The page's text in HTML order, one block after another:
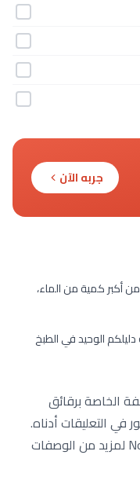
جربه الآن
أكبر كمية من الماء،
الوحيد في الطبخ
الخاصة برقائق
في التعليقات أدناه.
وتأكد من مراجعة مدونة Now - Dlwaqty لمزيد من الوصفات